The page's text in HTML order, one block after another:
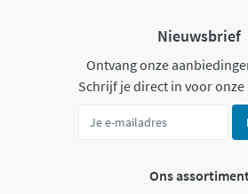
Nieuwsbrief
Ontvang onze
Schrijf je direct in voor
Ons